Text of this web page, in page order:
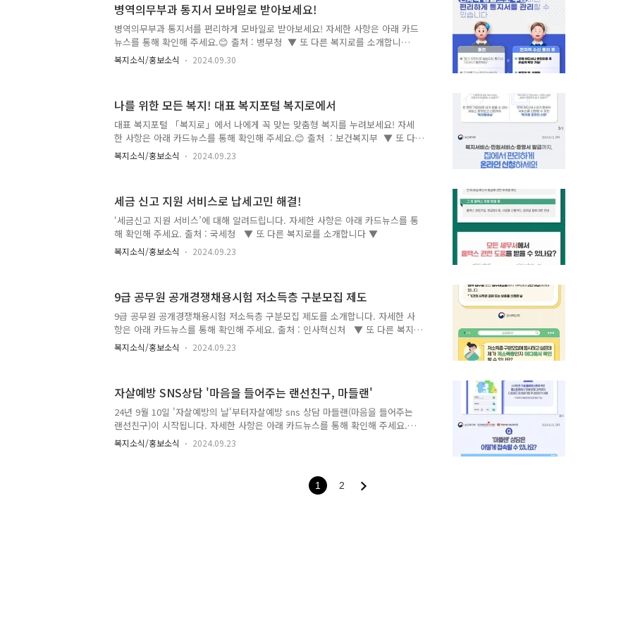
병역의무부과 통지서 모바일로 받아보세요!
병역의무부과 통지서를 편리하게 모바일로 받아보세요! 자세한 사항은 아래 카드
뉴스를 통해 확인해 주세요.😊 출처 : 병무청 ▼ 또 다른 복지로를 소개합니
다 ▼
복지소식/홍보소식 2024.09.30
나를 위한 모든 복지! 대표 복지포털 복지로에서
대표 복지포털 「복지로」에서 나에게 꼭 맞는 맞춤형 복지를 누려보세요! 자세
한 사항은 아래 카드뉴스를 통해 확인해 주세요.😊 출처 : 보건복지부 ▼ 또 다
른 복지로를 소개합니다 ▼
복지소식/홍보소식 2024.09.23
세금 신고 지원 서비스로 납세고민 해결!
‘세금신고 지원 서비스’에 대해 알려드립니다. 자세한 사항은 아래 카드뉴스를 통
해 확인해 주세요. 출처 : 국세청 ▼ 또 다른 복지로를 소개합니다 ▼
복지소식/홍보소식 2024.09.23
9급 공무원 공개경쟁채용시험 저소득층 구분모집 제도
9급 공무원 공개경쟁채용시험 저소득층 구분모집 제도를 소개합니다. 자세한 사
항은 아래 카드뉴스를 통해 확인해 주세요. 출처 : 인사혁신처 ▼ 또 다른 복지
로를 소개합니다 ▼
복지소식/홍보소식 2024.09.23
자살예방 SNS상담 '마음을 들어주는 랜선친구, 마들랜'
24년 9월 10일 '자살예방의 날'부터자살예방 sns 상담 마들랜(마음을 들어주는
랜선친구)이 시작됩니다. 자세한 사항은 아래 카드뉴스를 통해 확인해 주세요.
😊 출처 : 보건복지부, 한국생명존중희망재단, 생명보험사회공헌재단 ▼ 또 다른
복지로를 소개합니다 ▼
복지소식/홍보소식 2024.09.23
1 2